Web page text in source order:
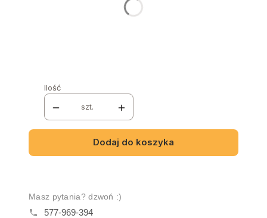
Ilość
szt.
Dodaj do koszyka
Masz pytania? dzwoń :)
577-969-394